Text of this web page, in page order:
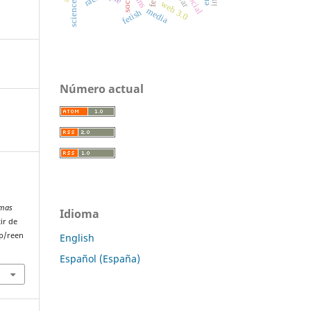
de
reen
fetish mediaweb 3.0
Número actual
Idioma
English
Español (España)